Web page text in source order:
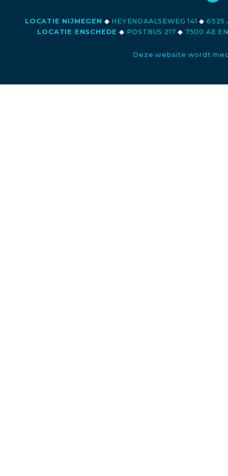
LOCATIE NIJMEGEN ◆ HEYENDAALSEWEG 141◆ 6525
LOCATIE ENSCHEDE ◆ POSTBUS 217◆ 7500 AE
Deze website wordt